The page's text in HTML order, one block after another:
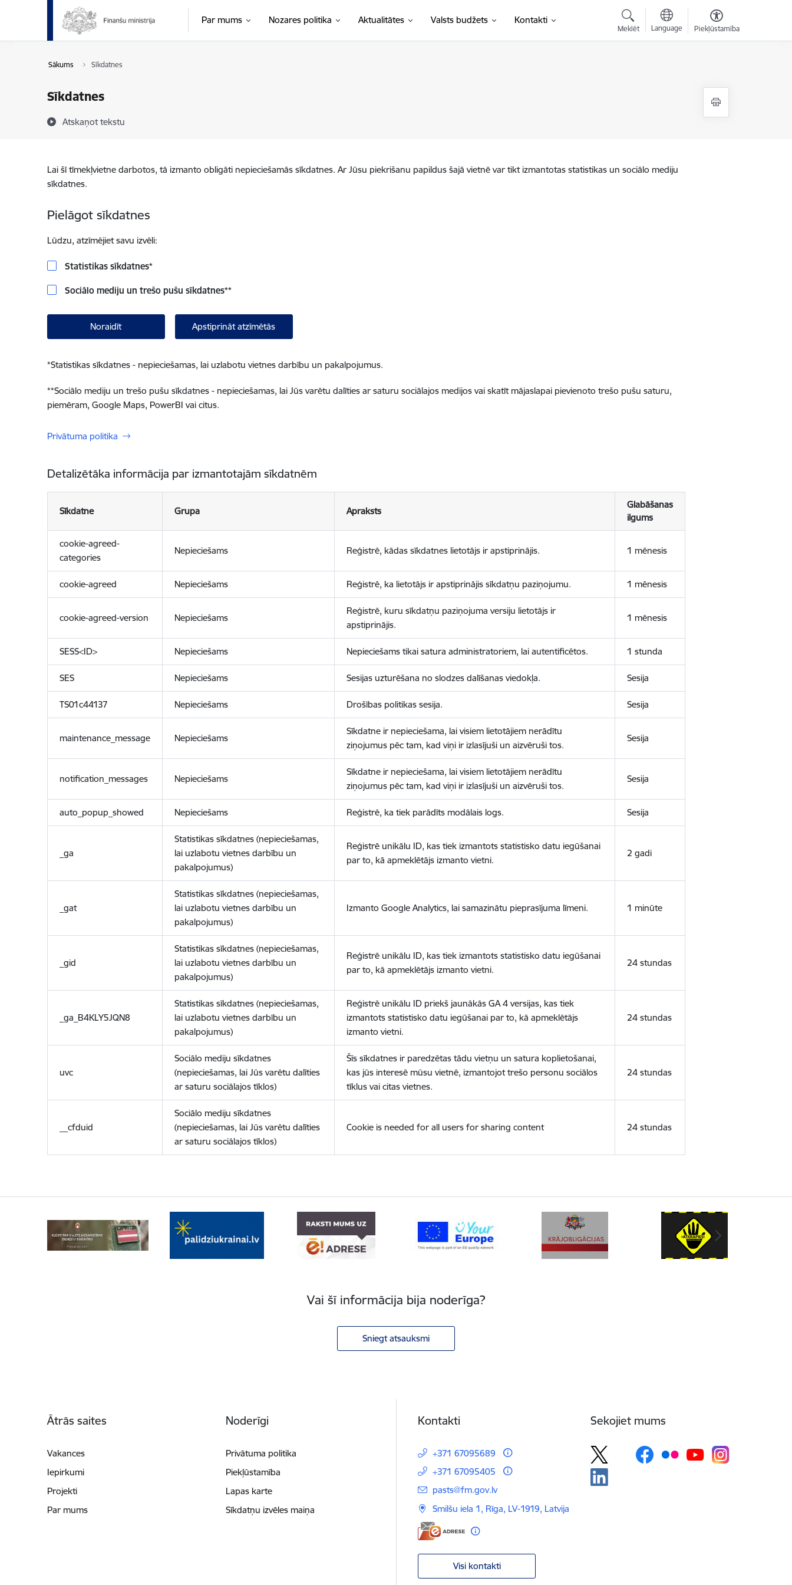
Pāriet uz lapas saturu
Par mums Nozares politika Aktualitātes Valsts budžets Kontakti
Meklēt Language Piekļūstamība
Sākums Sīkdatnes
Sīkdatnes
Atskaņot tekstu
Lai šī tīmekļvietne darbotos, tā izmanto obligāti nepieciešamās sīkdatnes. Ar Jūsu piekrišanu papildus šajā vietnē var tikt izmantotas statistikas un sociālo mediju
sīkdatnes.
Pielāgot sīkdatnes
Lūdzu, atzīmējiet savu izvēli:
Statistikas sīkdatnes*
Sociālo mediju un trešo pušu sīkdatnes**
Noraidīt Apstiprināt atzīmētās
*Statistikas sīkdatnes - nepieciešamas, lai uzlabotu vietnes darbību un pakalpojumus.
**Sociālo mediju un trešo pušu sīkdatnes - nepieciešamas, lai Jūs varētu dalīties ar saturu sociālajos medijos vai skatīt mājaslapai pievienoto trešo pušu saturu,
piemēram, Google Maps, PowerBI vai citus.
Privātuma politika
Detalizētāka informācija par izmantotajām sīkdatnēm
Sīkdatne Grupa Apraksts
Glabāšanas
ilgums
cookie-agreed-
categories
Nepieciešams Reģistrē, kādas sīkdatnes lietotājs ir apstiprinājis. 1 mēnesis
cookie-agreed Nepieciešams Reģistrē, ka lietotājs ir apstiprinājis sīkdatņu paziņojumu. 1 mēnesis
cookie-agreed-version Nepieciešams
Reģistrē, kuru sīkdatņu paziņojuma versiju lietotājs ir
apstiprinājis.
1 mēnesis
SESS<ID> Nepieciešams Nepieciešams tikai satura administratoriem, lai autentificētos. 1 stunda
SES Nepieciešams Sesijas uzturēšana no slodzes dalīšanas viedokļa. Sesija
TS01c44137 Nepieciešams Drošības politikas sesija. Sesija
maintenance_message Nepieciešams
Sīkdatne ir nepieciešama, lai visiem lietotājiem nerādītu
ziņojumus pēc tam, kad viņi ir izlasījuši un aizvēruši tos.
Sesija
notification_messages Nepieciešams
Sīkdatne ir nepieciešama, lai visiem lietotājiem nerādītu
ziņojumus pēc tam, kad viņi ir izlasījuši un aizvēruši tos.
Sesija
auto_popup_showed Nepieciešams Reģistrē, ka tiek parādīts modālais logs. Sesija
_ga
Statistikas sīkdatnes (nepieciešamas,
lai uzlabotu vietnes darbību un
pakalpojumus)
Reģistrē unikālu ID, kas tiek izmantots statistisko datu iegūšanai
par to, kā apmeklētājs izmanto vietni.
2 gadi
_gat
Statistikas sīkdatnes (nepieciešamas,
lai uzlabotu vietnes darbību un
pakalpojumus)
Izmanto Google Analytics, lai samazinātu pieprasījuma līmeni. 1 minūte
_gid
Statistikas sīkdatnes (nepieciešamas,
lai uzlabotu vietnes darbību un
pakalpojumus)
Reģistrē unikālu ID, kas tiek izmantots statistisko datu iegūšanai
par to, kā apmeklētājs izmanto vietni.
24 stundas
_ga_B4KLY5JQN8
Statistikas sīkdatnes (nepieciešamas,
lai uzlabotu vietnes darbību un
pakalpojumus)
Reģistrē unikālu ID priekš jaunākās GA 4 versijas, kas tiek
izmantots statistisko datu iegūšanai par to, kā apmeklētājs
izmanto vietni.
24 stundas
uvc
Sociālo mediju sīkdatnes
(nepieciešamas, lai Jūs varētu dalīties
ar saturu sociālajos tīklos)
Šīs sīkdatnes ir paredzētas tādu vietņu un satura koplietošanai,
kas jūs interesē mūsu vietnē, izmantojot trešo personu sociālos
tīklus vai citas vietnes.
24 stundas
__cfduid
Sociālo mediju sīkdatnes
(nepieciešamas, lai Jūs varētu dalīties
ar saturu sociālajos tīklos)
Cookie is needed for all users for sharing content 24 stundas
Vai šī informācija bija noderīga?
Sniegt atsauksmi
Ātrās saites
Vakances
Iepirkumi
Projekti
Par mums
Noderīgi
Privātuma politika
Piekļūstamība
Lapas karte
Sīkdatņu izvēles maiņa
Kontakti
+371 67095689
+371 67095405
E-pasts:
pasts@fm.gov.lv
Smilšu iela 1, Rīga, LV-1919, Latvija
Visi kontakti
Sekojiet mums